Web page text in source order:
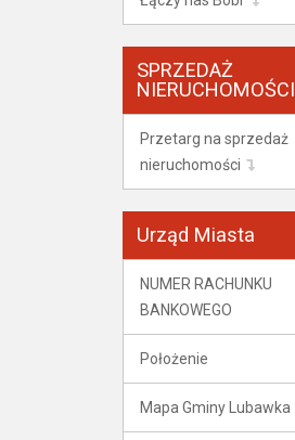
SPRZEDAŻ
NIERUCHOMOŚCI
Przetarg na sprzedaż
nieruchomości
Urząd Miasta
NUMER RACHUNKU
BANKOWEGO
Położenie
Mapa Gminy Lubawka